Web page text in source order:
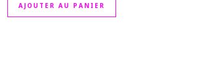
AJOUTER AU PANIER